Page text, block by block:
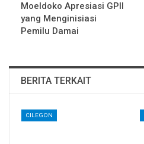
Moeldoko Apresiasi GPII
yang Menginisiasi
Pemilu Damai
BERITA TERKAIT
CILEGON